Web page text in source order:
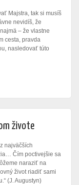
Majstra, tak si musíš
nevidíš, že
– že vlastne
cesta, pravda
nasledovať túto
živote
najväčších
Čím poctivejšie sa
naraziť na
život riadiť sami
(J. Augustyn)